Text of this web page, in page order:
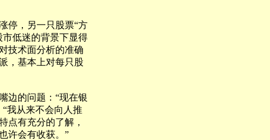
停，另一只股票“方
低迷的背景下显得
技术面分析的准确
，基本上对每只股
边的问题：“现在银
我从来不会向人推
点有充分的了解，
许会有收获。”